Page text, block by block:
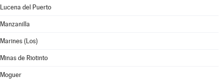
Lucena del Puerto
Manzanilla
Marines (Los)
Minas de Riotinto
Moguer